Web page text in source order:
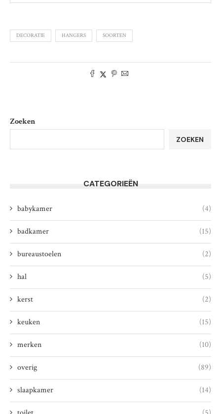
DECORATIE HANGERS SOORTEN
Zoeken
ZOEKEN
CATEGORIEËN
babykamer (4)
badkamer (15)
bureaustoelen (2)
hal (5)
kerst (2)
keuken (15)
merken (10)
overig (89)
slaapkamer (14)